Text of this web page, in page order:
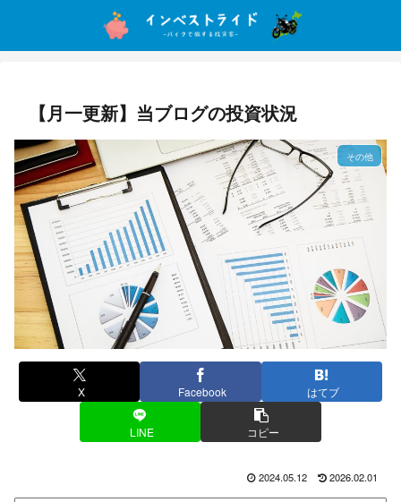
【月一更新】当ブログの投資状況
その他
X Facebook はてブ
LINE コピー
2024.05.12 2026.02.01